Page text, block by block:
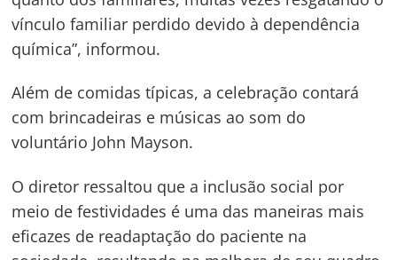
vínculo familiar perdido devido à dependência
química”, informou.
Além de comidas típicas, a celebração contará
com brincadeiras e músicas ao som do
voluntário John Mayson.
O diretor ressaltou que a inclusão social por
meio de festividades é uma das maneiras mais
eficazes de readaptação do paciente na